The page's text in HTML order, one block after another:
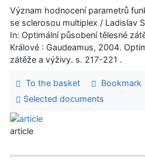
Význam hodnocení parametrů
se sclerosou multiplex / Ladislav
In: Optimální působení tělesné
Králové : Gaudeamus, 2004.
zátěže a výživy. s. 217-221 .
To the basket
Bookmark
Selected documents
article